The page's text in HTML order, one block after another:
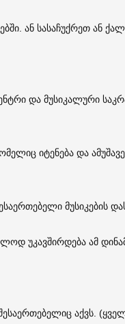
ან სასაჩუქრეთ ან
და მუსიკალური
იტენება და
მუსიკების
უკავშირდება ამ
აქვს.